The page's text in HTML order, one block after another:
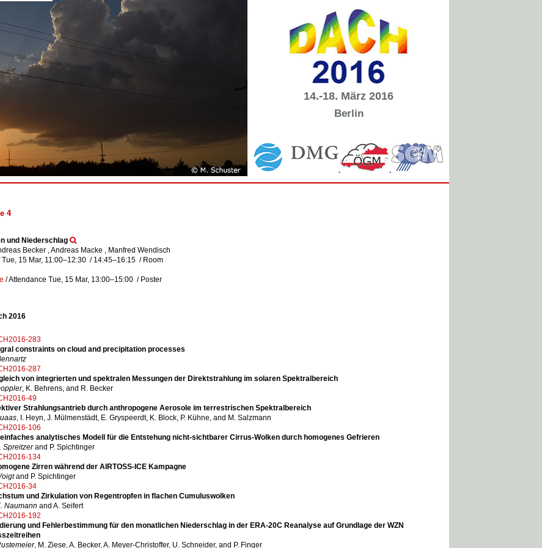
14.-18. März 2016
Berlin
4
und Niederschlag
Becker , Andreas Macke , Manfred Wendisch
Tue, 15 Mar, 11:00–12:30 / 14:45–16:15 / Room
/Attendance Tue, 15 Mar, 13:00–15:00 / Poster
2016
283
constraints on cloud and precipitation processes
287
von integrierten und spektralen Messungen der Direktstrahlung im solaren Spektralbereich
, K. Behrens, and R. Becker
49
Strahlungsantrieb durch anthropogene Aerosole im terrestrischen Spektralbereich
, I. Heyn, J. Mülmenstädt, E. Gryspeerdt, K. Block, P. Kühne, and M. Salzmann
106
einfaches analytisches Modell für die Entstehung nicht-sichtbarer Cirrus-Wolken durch homogenes Gefrieren
Spreitzerand P. Spichtinger
134
Zirren während der AIRTOSS-ICE Kampagne
and P. Spichtinger
34
und Zirkulation von Regentropfen in flachen Cumuluswolken
Naumann and A. Seifert
192
und Fehlerbestimmung für den monatlichen Niederschlag in der ERA-20C Reanalyse auf Grundlage der WZN
, M. Ziese, A. Becker, A. Meyer-Christoffer, U. Schneider, and P. Finger